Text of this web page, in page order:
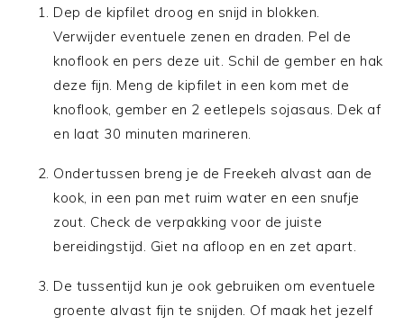
Dep de kipfilet droog en snijd in blokken.
Verwijder eventuele zenen en draden. Pel de
knoflook en pers deze uit. Schil de gember en hak
deze fijn. Meng de kipfilet in een kom met de
knoflook, gember en 2 eetlepels sojasaus. Dek af
en laat 30 minuten marineren.
Ondertussen breng je de Freekeh alvast aan de
kook, in een pan met ruim water en een snufje
zout. Check de verpakking voor de juiste
bereidingstijd. Giet na afloop en en zet apart.
De tussentijd kun je ook gebruiken om eventuele
groente alvast fijn te snijden. Of maak het jezelf